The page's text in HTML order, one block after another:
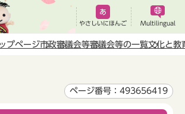
やさしいにほんご Multilingual
プページ市政審議会等審議会等の一覧文化と教
ページ番号：493656419